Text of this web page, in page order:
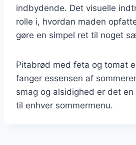
indbydende. Det visuelle
rolle i, hvordan maden
gøre en simpel ret til noget
Pitabrød med feta og tomat
fanger essensen af
smag og alsidighed er det
til enhver sommermenu.